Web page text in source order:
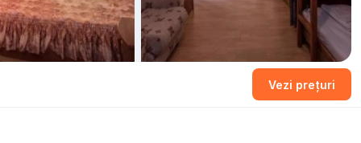
Vezi prețuri